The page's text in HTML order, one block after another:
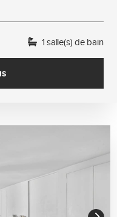
1 salle(s) de bain